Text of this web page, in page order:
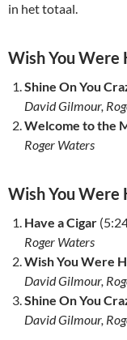
in het totaal.
Wish You Were
Shine On You
David Gilmour,
Welcome to the
Roger Waters
Wish You Were
Have a Cigar
Roger Waters
Wish You Were
David Gilmour,
Shine On You
David Gilmour,